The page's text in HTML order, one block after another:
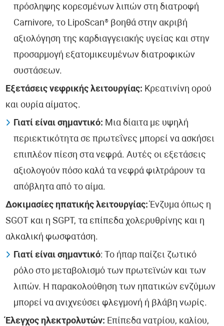
πρόσληψης κορεσμένων λιπών στη διατροφή
Carnivore, το LipoScan® βοηθά στην ακριβή
αξιολόγηση της καρδιαγγειακής υγείας και στην
προσαρμογή εξατομικευμένων διατροφικών
συστάσεων.
Εξετάσεις νεφρικής λειτουργίας: Κρεατινίνη ορού
και ουρία αίματος.
Γιατί είναι σημαντικό: Μια δίαιτα με υψηλή
περιεκτικότητα σε πρωτεΐνες μπορεί να ασκήσει
επιπλέον πίεση στα νεφρά. Αυτές οι εξετάσεις
αξιολογούν πόσο καλά τα νεφρά φιλτράρουν τα
απόβλητα από το αίμα.
Δοκιμασίες ηπατικής λειτουργίας:Ένζυμα όπως η
SGOT και η SGPT, τα επίπεδα χολερυθρίνης και η
αλκαλική φωσφατάση.
Γιατί είναι σημαντικό: Το ήπαρ παίζει ζωτικό
ρόλο στο μεταβολισμό των πρωτεϊνών και των
λιπών. Η παρακολούθηση των ηπατικών ενζύμων
μπορεί να ανιχνεύσει φλεγμονή ή βλάβη νωρίς.
Έλεγχος ηλεκτρολυτών: Επίπεδα νατρίου, καλίου,